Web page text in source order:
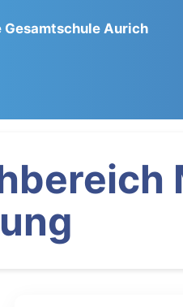
Aurich